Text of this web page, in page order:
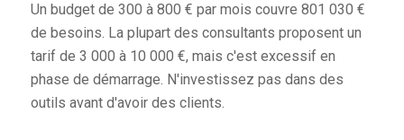
Un budget de 300 à 800 € par mois couvre 801 030 €
de besoins. La plupart des consultants proposent un
tarif de 3 000 à 10 000 €, mais c'est excessif en
phase de démarrage. N'investissez pas dans des
outils avant d'avoir des clients.